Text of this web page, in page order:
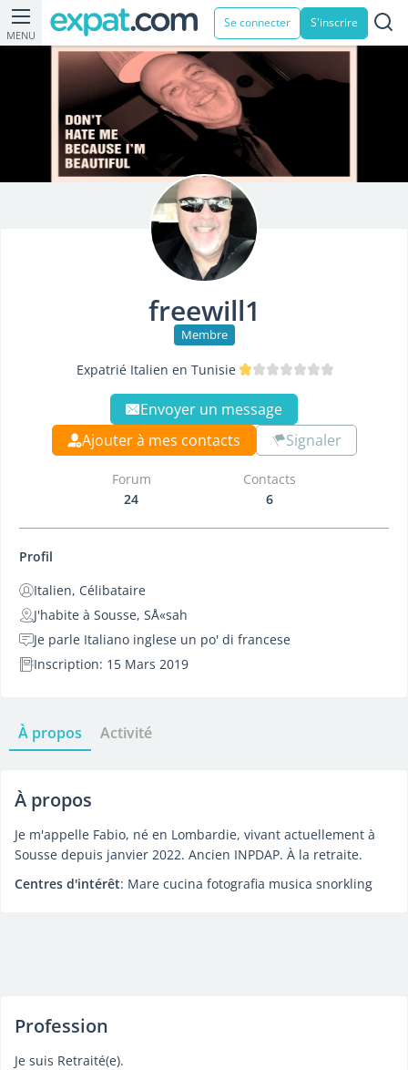
MENU
Se connecter S'inscrire
freewill1
Membre
Expatrié Italien en Tunisie
Envoyer un message
Ajouter à mes contacts
Signaler
Forum
24
Contacts
6
Profil
Italien, Célibataire
J'habite à Sousse, SÅ«sah
Je parle Italiano inglese un po' di francese
Inscription: 15 Mars 2019
À propos Activité
À propos
Je m'appelle Fabio, né en Lombardie, vivant actuellement à
Sousse depuis janvier 2022. Ancien INPDAP. À la retraite.
Centres d'intérêt: Mare cucina fotografia musica snorkling
Profession
Je suis Retraité(e).